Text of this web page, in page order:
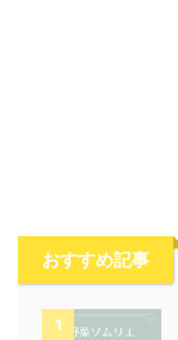
おすすめ記事
1